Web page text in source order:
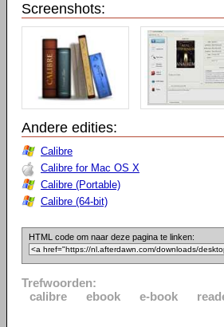
Screenshots:
Andere edities:
Calibre
Calibre for Mac OS X
Calibre (Portable)
Calibre (64-bit)
HTML code om naar deze pagina te linken:
Trefwoorden:
calibre
ebook e-book